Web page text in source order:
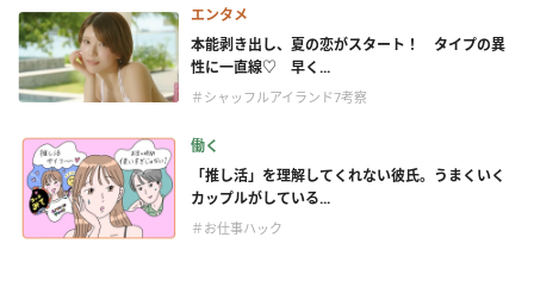
エンタメ
本能剥き出し、夏の恋がスタート！ タイプの異
性に一直線♡ 早く...
＃シャッフルアイランド7考察
働く
「推し活」を理解してくれない彼氏。うまくいく
カップルがしている...
＃お仕事ハック